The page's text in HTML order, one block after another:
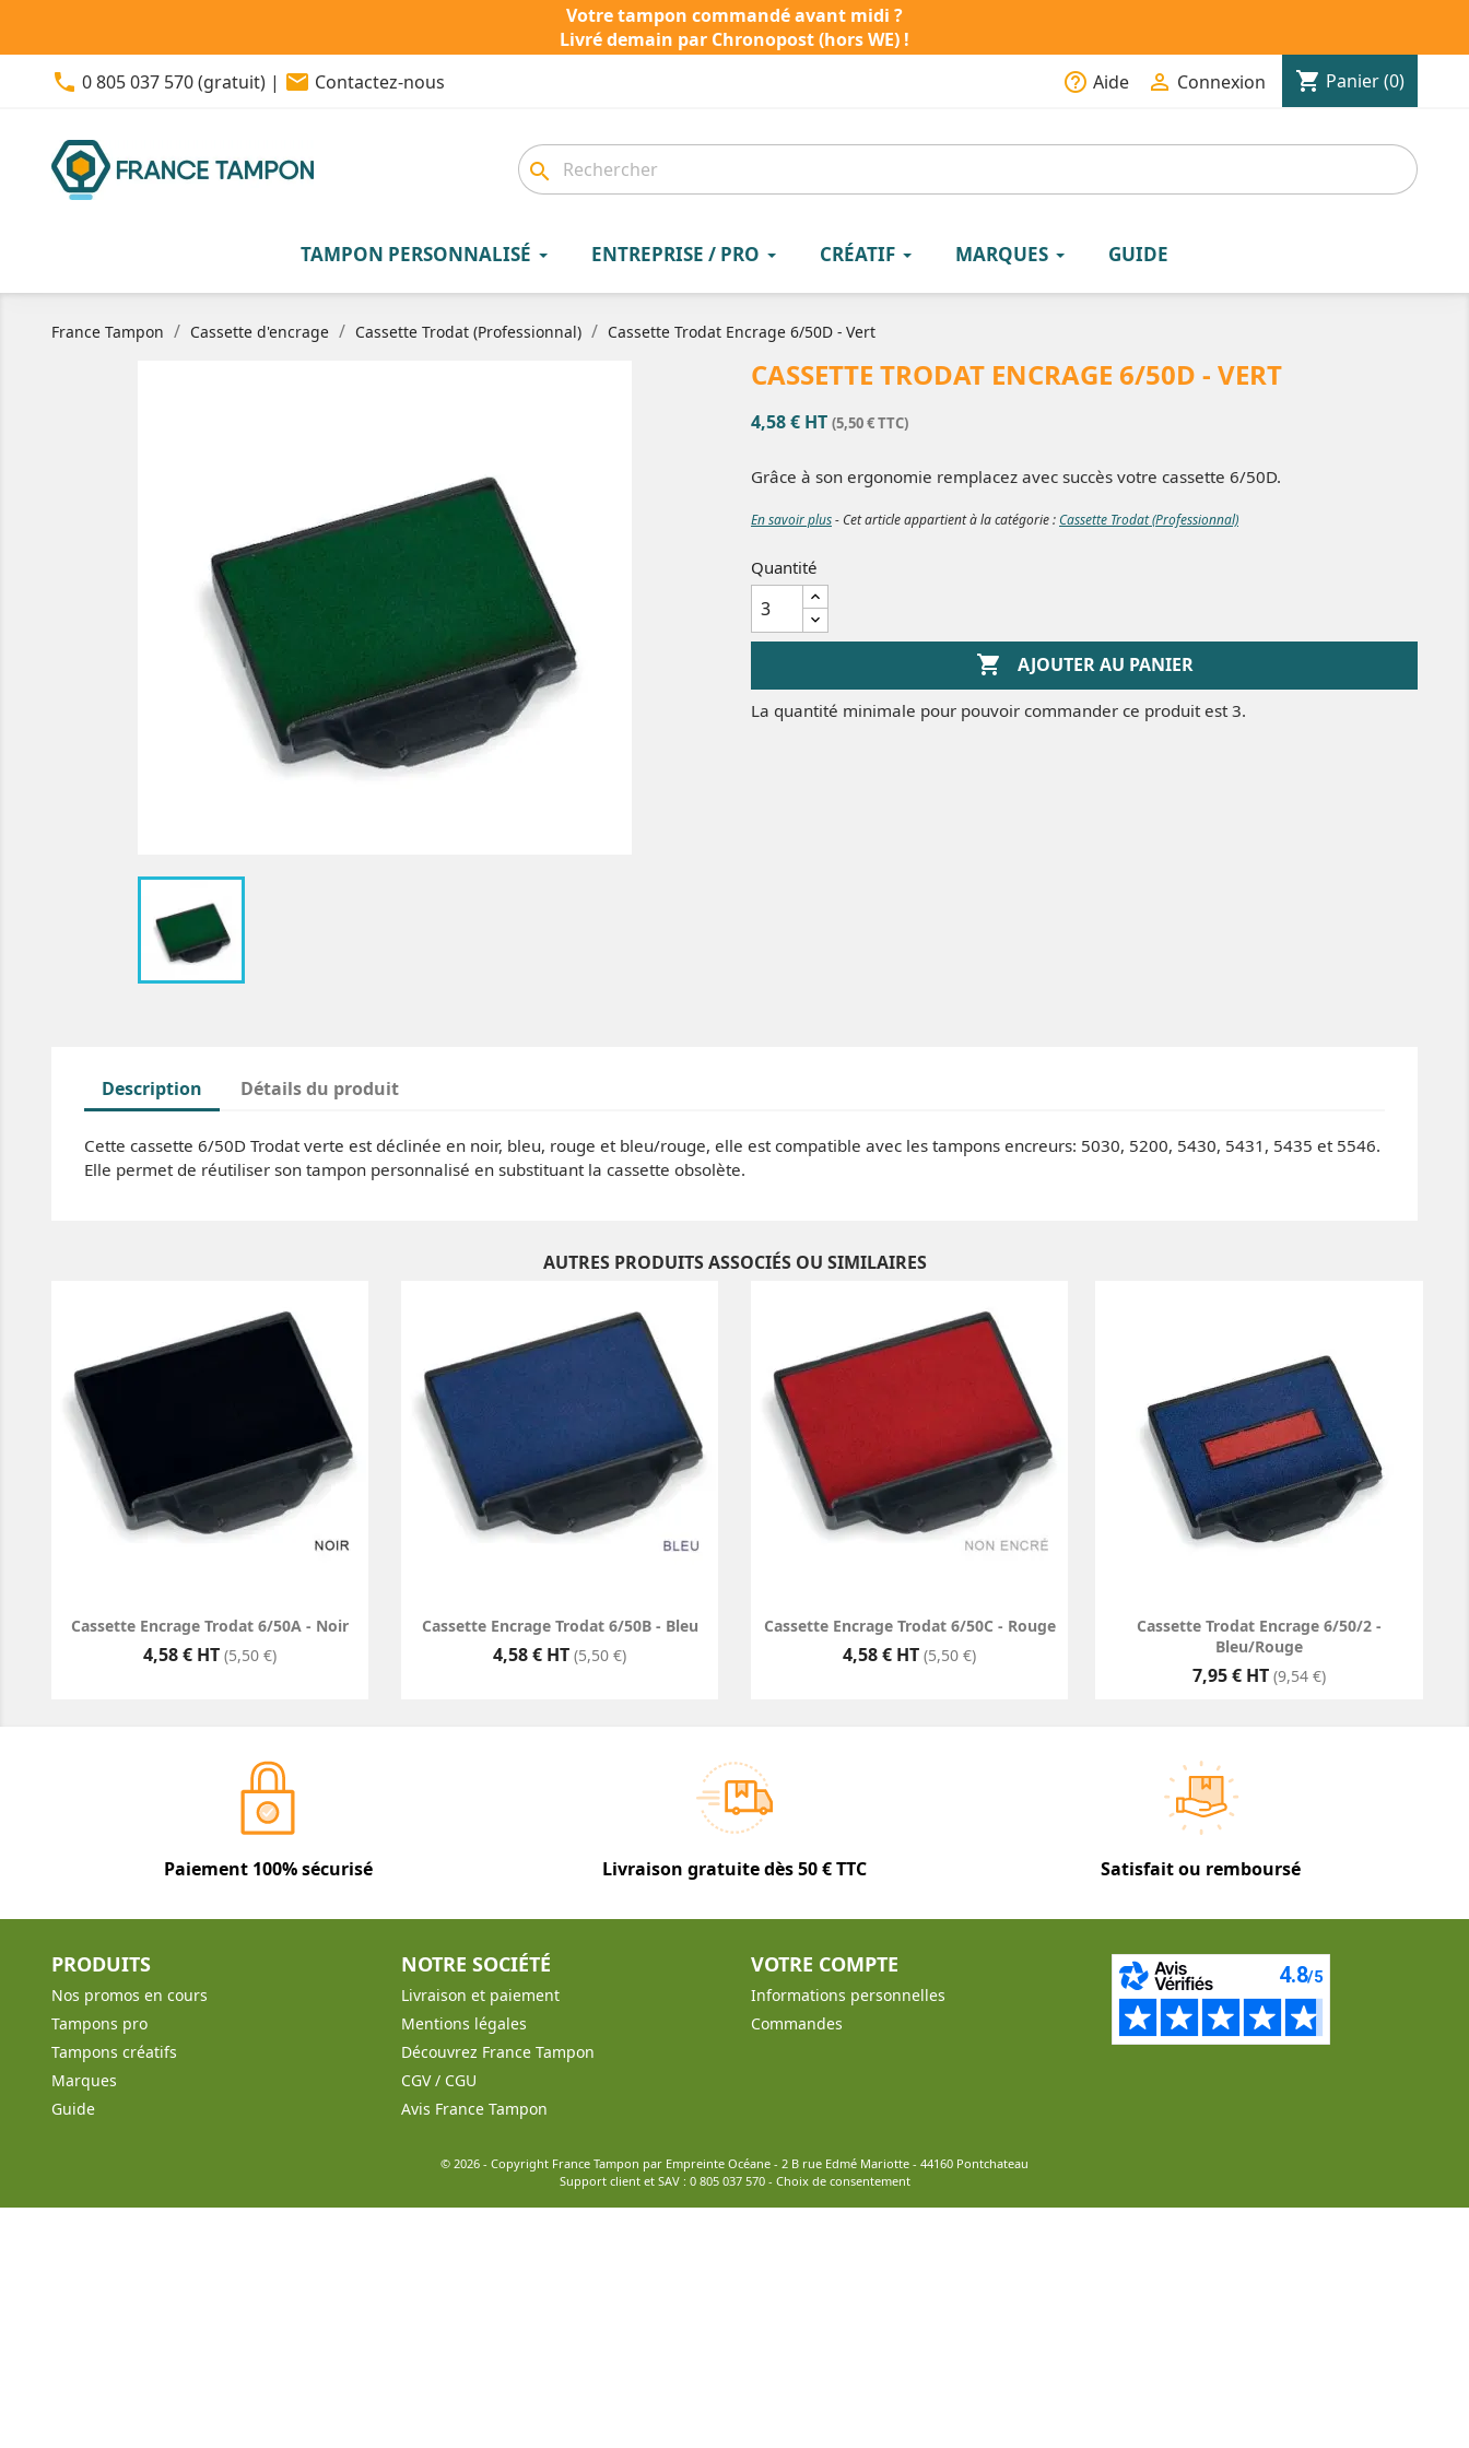
Votre tampon commandé avant midi ?
Livré demain par Chronopost (hors WE) !
phone 0 805 037 570 (gratuit) | email Contactez-nous help_outline Aide  Connexion shopping_cart Panier(0)
search
TAMPON PERSONNALISÉ ENTREPRISE / PRO CRÉATIF MARQUES GUIDE
France Tampon Cassette d'encrage Cassette Trodat (Professionnal) Cassette Trodat Encrage 6/50D - Vert
CASSETTE TRODAT ENCRAGE 6/50D - VERT
4,58 € HT (5,50 € TTC)
Grâce à son ergonomie remplacez avec succès votre cassette 6/50D.
En savoir plus- Cet article appartient à la catégorie :Cassette Trodat (Professionnal)
Quantité
 AJOUTER AU PANIER
La quantité minimale pour pouvoir commander ce produit est 3.
Description Détails du produit
Cette cassette 6/50D Trodat verte est déclinée en noir, bleu, rouge et bleu/rouge, elle est compatible avec les tampons encreurs: 5030, 5200, 5430, 5431, 5435 et 5546.
Elle permet de réutiliser son tampon personnalisé en substituant la cassette obsolète.
AUTRES PRODUITS ASSOCIÉS OU SIMILAIRES
Cassette Encrage Trodat 6/50A - Noir
Prix
4,58 € HT (5,50 €)
Cassette Encrage Trodat 6/50B - Bleu
Prix
4,58 € HT (5,50 €)
Cassette Encrage Trodat 6/50C - Rouge
Prix
4,58 € HT (5,50 €)
Cassette Trodat Encrage 6/50/2 -
Bleu/Rouge
Prix
7,95 € HT (9,54 €)
Paiement 100% sécurisé Livraison gratuite dès 50 € TTC Satisfait ou remboursé
PRODUITS
Nos promos en cours
Tampons pro
Tampons créatifs
Marques
Guide
NOTRE SOCIÉTÉ
Livraison et paiement
Mentions légales
Découvrez France Tampon
CGV / CGU
Avis France Tampon
VOTRE COMPTE
Informations personnelles
Commandes
© 2026 - Copyright France Tampon par Empreinte Océane - 2 B rue Edmé Mariotte - 44160 Pontchateau
Support client et SAV : 0 805 037 570- Choix de consentement